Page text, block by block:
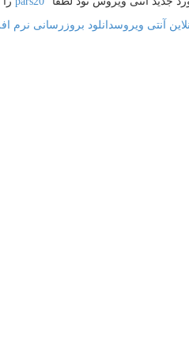
آنتی ویروسدانلود بروزرسانی نرم